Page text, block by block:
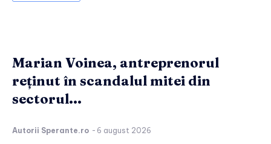
Marian Voinea, antreprenorul
reținut în scandalul mitei din
sectorul...
Autorii Sperante.ro - 6 august 2026